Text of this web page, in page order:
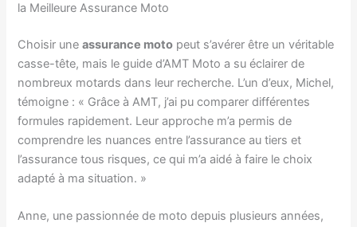
la Meilleure Assurance Moto
Choisir uneassurance moto peut s’avérer être un véritable
casse-tête, mais le guide d’AMT Moto a su éclairer de
nombreux motards dans leur recherche. L’un d’eux, Michel,
témoigne : « Grâce à AMT, j’ai pu comparer différentes
formules rapidement. Leur approche m’a permis de
comprendre les nuances entre l’assurance au tiers et
l’assurance tous risques, ce qui m’a aidé à faire le choix
adapté à ma situation. »
Anne, une passionnée de moto depuis plusieurs années,